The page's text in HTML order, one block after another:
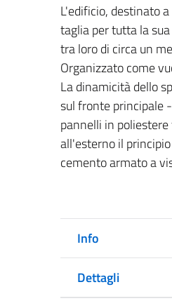
L'edificio, destinato
taglia per tutta la
tra loro di circa un
Organizzato come
La dinamicità dello
sul fronte principale
pannelli in
all'esterno il
cemento armato a
Info
Dettagli